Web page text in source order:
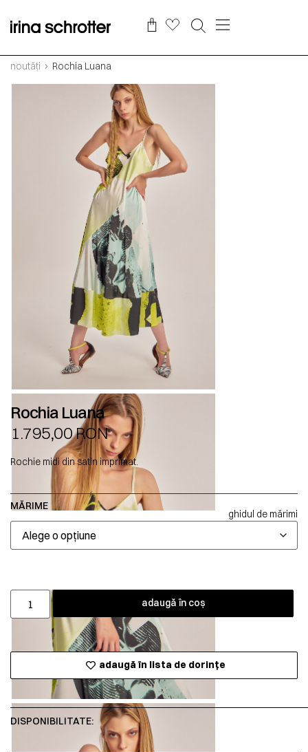
noutăți Rochia Luana
Rochia Luana
1.795,00RON
Rochie midi din satin imprimat.
MĂRIME
ghidul de mărimi
adaugă în coș
adaugă în lista de dorințe
DISPONIBILITATE: